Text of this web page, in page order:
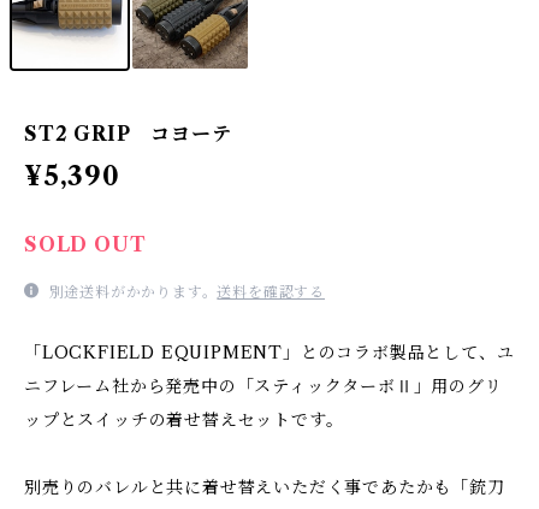
ST2 GRIP コヨーテ
¥5,390
SOLD OUT
別途送料がかかります。送料を確認する
「LOCKFIELD EQUIPMENT」とのコラボ製品として、ユ
ニフレーム社から発売中の「スティックターボⅡ」用のグリ
ップとスイッチの着せ替えセットです。
別売りのバレルと共に着せ替えいただく事であたかも「銃刀